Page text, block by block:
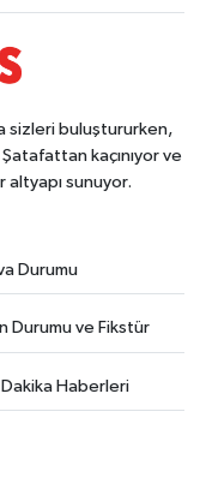
sizleri buluştururken,
kaçınıyor ve
sunuyor.
Durumu
Durumu ve Fikstür
Haberleri